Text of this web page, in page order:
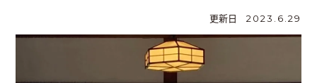
更新日 2023.6.29